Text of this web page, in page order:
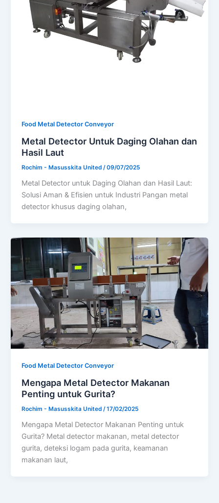
Food Metal Detector Conveyor
Metal Detector Untuk Daging Olahan dan
Hasil Laut
Rochim - Masusskita United /09/07/2025
Metal Detector untuk Daging Olahan dan Hasil Laut:
Solusi Aman & Efisien untuk Industri Pangan metal
detector khusus daging olahan,
Food Metal Detector Conveyor
Mengapa Metal Detector Makanan
Penting untuk Gurita?
Rochim - Masusskita United /17/02/2025
Mengapa Metal Detector Makanan Penting untuk
Gurita? Metal detector makanan, metal detector
gurita, deteksi logam pada gurita, keamanan
makanan laut,